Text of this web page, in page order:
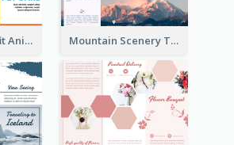
Bright Nonprofit Animal Care Tri Fold Brochure Mountain Scenery Tri Fold Brochure